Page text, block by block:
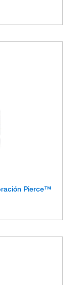
Pierce™